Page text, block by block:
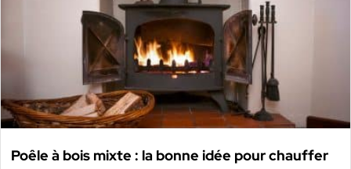
Poêle à bois mixte : la bonne idée pour chauffer